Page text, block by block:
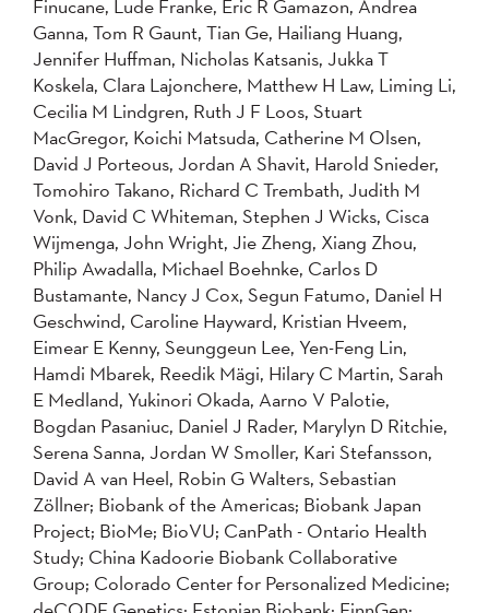
Finucane, Lude Franke, Eric R Gamazon, Andrea
Ganna, Tom R Gaunt, Tian Ge, Hailiang Huang,
Jennifer Huffman, Nicholas Katsanis, Jukka T
Koskela, Clara Lajonchere, Matthew H Law, Liming Li,
Cecilia M Lindgren, Ruth J F Loos, Stuart
MacGregor, Koichi Matsuda, Catherine M Olsen,
David J Porteous, Jordan A Shavit, Harold Snieder,
Tomohiro Takano, Richard C Trembath, Judith M
Vonk, David C Whiteman, Stephen J Wicks, Cisca
Wijmenga, John Wright, Jie Zheng, Xiang Zhou,
Philip Awadalla, Michael Boehnke, Carlos D
Bustamante, Nancy J Cox, Segun Fatumo, Daniel H
Geschwind, Caroline Hayward, Kristian Hveem,
Eimear E Kenny, Seunggeun Lee, Yen-Feng Lin,
Hamdi Mbarek, Reedik Mägi, Hilary C Martin, Sarah
E Medland, Yukinori Okada, Aarno V Palotie,
Bogdan Pasaniuc, Daniel J Rader, Marylyn D Ritchie,
Serena Sanna, Jordan W Smoller, Kari Stefansson,
David A van Heel, Robin G Walters, Sebastian
Zöllner; Biobank of the Americas; Biobank Japan
Project; BioMe; BioVU; CanPath - Ontario Health
Study; China Kadoorie Biobank Collaborative
Group; Colorado Center for Personalized Medicine;